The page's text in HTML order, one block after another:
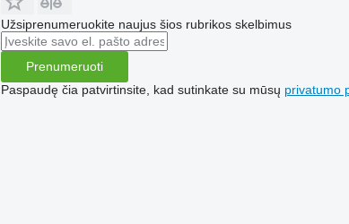
Užsiprenumeruokite naujus šios rubrikos skelbimus
Prenumeruoti
Paspaudę čia patvirtinsite, kad sutinkate su mūsų privatumo